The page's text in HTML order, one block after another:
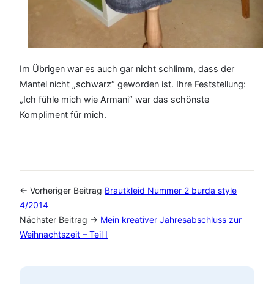
Im Übrigen war es auch gar nicht schlimm, dass der
Mantel nicht „schwarz“ geworden ist. Ihre Feststellung:
„Ich fühle mich wie Armani“ war das schönste
Kompliment für mich.
← Vorheriger Beitrag Brautkleid Nummer 2 burda style
4/2014
Nächster Beitrag → Mein kreativer Jahresabschluss zur
Weihnachtszeit – Teil I